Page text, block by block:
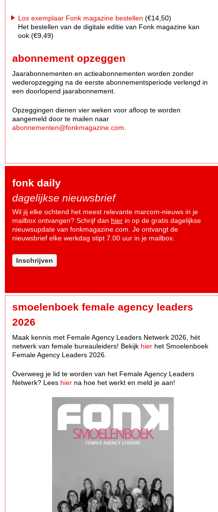
Los exemplaar Fonk magazine bestellen (€14,50)
Het bestellen van de digitale editie van Fonk magazine kan
ook (€9,49)
abonnement opzeggen
Jaarabonnementen en actieabonnementen worden zonder
wederopzegging na de eerste abonnementsperiode verlengd in
een doorlopend jaarabonnement.
Opzeggingen dienen vier weken voor afloop te worden
aangemeld door te mailen naar
abonnementen@fonkmagazine.com.
fonk daily
dagelijkse nieuwsbrief
Wil jij elke ochtend het meest relevante marcom-nieuws in je
mailbox ontvangen? Schrijf dan hier in op de gratis dagelijkse
nieuwsupdate van fonkmagazine.com. Je ontvangt de
nieuwsbrief elke werkdag stipt 7.00 uur in je mailbox.
Inschrijven
smoelenboek female agency leaders
2026
Maak kennis met Female Agency Leaders Netwerk 2026, hèt
netwerk van female bureauleiders! Bekijk hier het Smoelenboek
Female Agency Leaders 2026.
Overweeg je lid te worden van het Female Agency Leaders
Netwerk? Lees hier na hoe het werkt en meld je aan!